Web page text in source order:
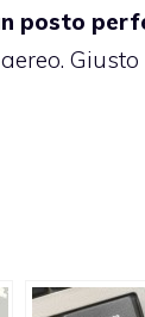
posto